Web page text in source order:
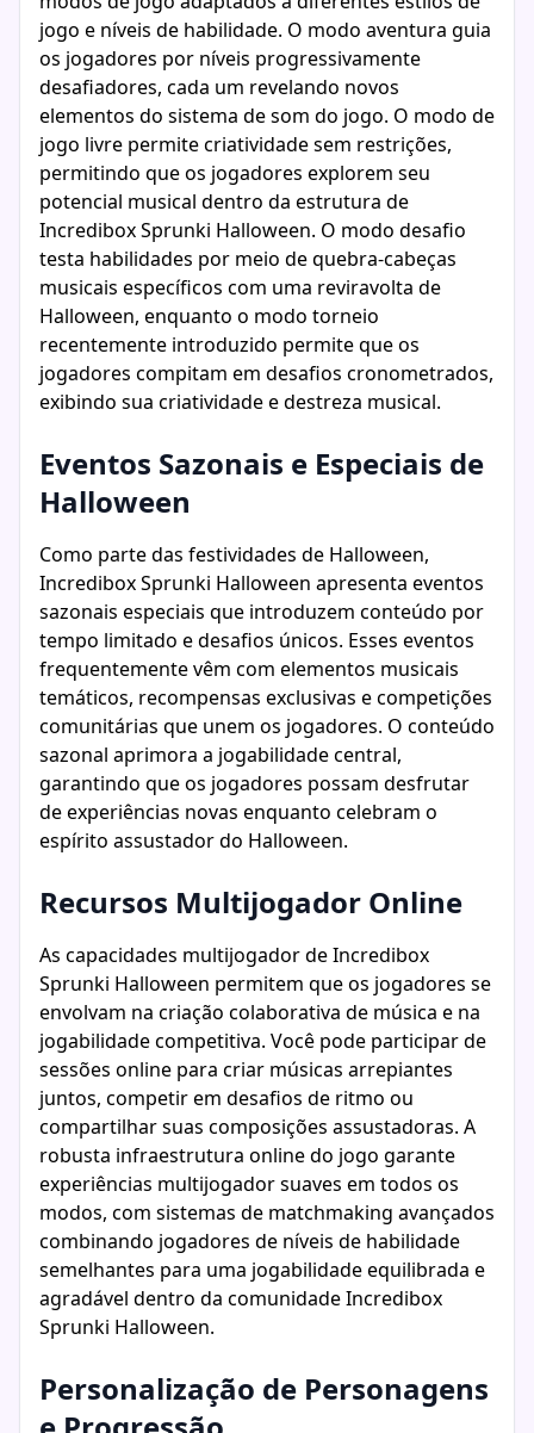
jogo e níveis de habilidade. O modo aventura guia
os jogadores por níveis progressivamente
desafiadores, cada um revelando novos
elementos do sistema de som do jogo. O modo de
jogo livre permite criatividade sem restrições,
permitindo que os jogadores explorem seu
potencial musical dentro da estrutura de
Incredibox Sprunki Halloween. O modo desafio
testa habilidades por meio de quebra-cabeças
musicais específicos com uma reviravolta de
Halloween, enquanto o modo torneio
recentemente introduzido permite que os
jogadores compitam em desafios cronometrados,
exibindo sua criatividade e destreza musical.
Eventos Sazonais e Especiais de
Halloween
Como parte das festividades de Halloween,
Incredibox Sprunki Halloween apresenta eventos
sazonais especiais que introduzem conteúdo por
tempo limitado e desafios únicos. Esses eventos
frequentemente vêm com elementos musicais
temáticos, recompensas exclusivas e competições
comunitárias que unem os jogadores. O conteúdo
sazonal aprimora a jogabilidade central,
garantindo que os jogadores possam desfrutar
de experiências novas enquanto celebram o
espírito assustador do Halloween.
Recursos Multijogador Online
As capacidades multijogador de Incredibox
Sprunki Halloween permitem que os jogadores se
envolvam na criação colaborativa de música e na
jogabilidade competitiva. Você pode participar de
sessões online para criar músicas arrepiantes
juntos, competir em desafios de ritmo ou
compartilhar suas composições assustadoras. A
robusta infraestrutura online do jogo garante
experiências multijogador suaves em todos os
modos, com sistemas de matchmaking avançados
combinando jogadores de níveis de habilidade
semelhantes para uma jogabilidade equilibrada e
agradável dentro da comunidade Incredibox
Sprunki Halloween.
Personalização de Personagens